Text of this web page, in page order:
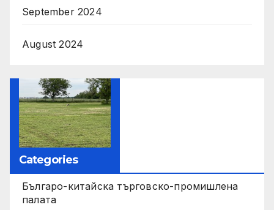
September 2024
August 2024
Categories
Българо-китайска търговско-промишлена
палата